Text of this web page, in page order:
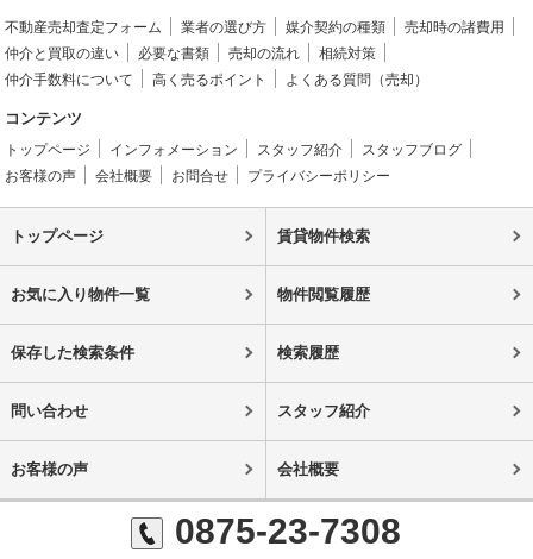
不動産売却査定フォーム 業者の選び方 媒介契約の種類
売却時の諸費用
仲介と買取の違い
必要な書類 売却の流れ
相続対策
仲介手数料について
高く売るポイント よくある質問（売却）
コンテンツ
トップページ インフォメーション スタッフ紹介
スタッフブログ
お客様の声
会社概要 お問合せ プライバシーポリシー
トップページ 賃貸物件検索
お気に入り物件一覧 物件閲覧履歴
保存した検索条件 検索履歴
問い合わせ スタッフ紹介
お客様の声 会社概要
0875-23-7308